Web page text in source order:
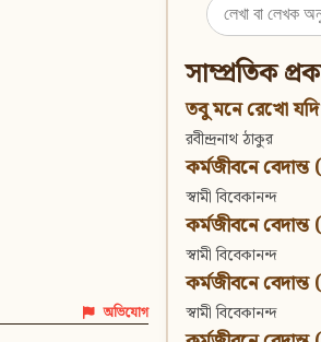
অভিযোগ
Search
for:
সাম্প্রতিক
তবু মনে রেখো
রবীন্দ্রনাথ ঠাকুর
কর্মজীবনে বেদান্ত
স্বামী বিবেকানন্দ
কর্মজীবনে বেদান্ত
স্বামী বিবেকানন্দ
কর্মজীবনে বেদান্ত
স্বামী বিবেকানন্দ